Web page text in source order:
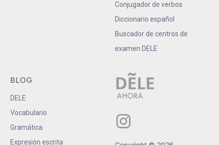
Conjugador de verbos
Diccionario español
Buscador de centros de
examen DELE
BLOG
DELE
Vocabulario
Gramática
Expresión escrita